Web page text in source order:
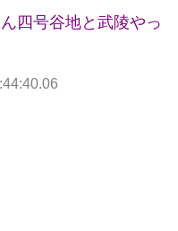
四号谷地と武陵やっ